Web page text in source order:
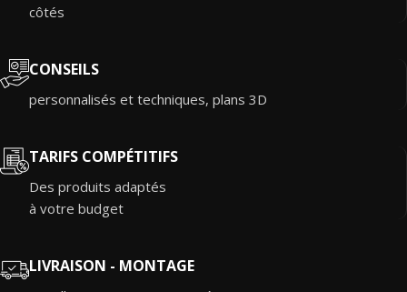
côtés
CONSEILS
personnalisés et techniques, plans 3D
TARIFS COMPÉTITIFS
Des produits adaptés
à votre budget
LIVRAISON - MONTAGE